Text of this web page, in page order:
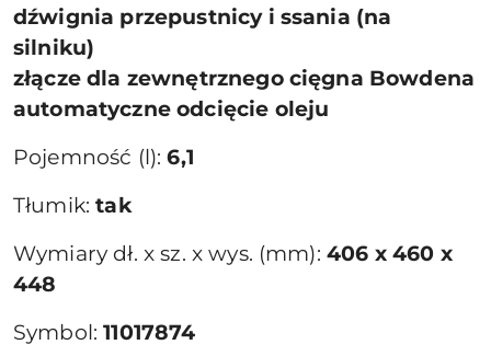
dźwignia przepustnicy i ssania (na
silniku)
złącze dla zewnętrznego cięgna Bowdena
automatyczne odcięcie oleju
Pojemność (l):6,1
Tłumik:tak
Wymiary dł. x sz. x wys. (mm): 406 x 460 x
448
Symbol:11017874